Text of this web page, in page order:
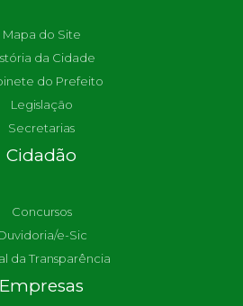
Mapa do Site
da Cidade
do Prefeito
Legislação
Secretarias
Cidadão
Concursos
e-Sic
da Transparência
Empresas